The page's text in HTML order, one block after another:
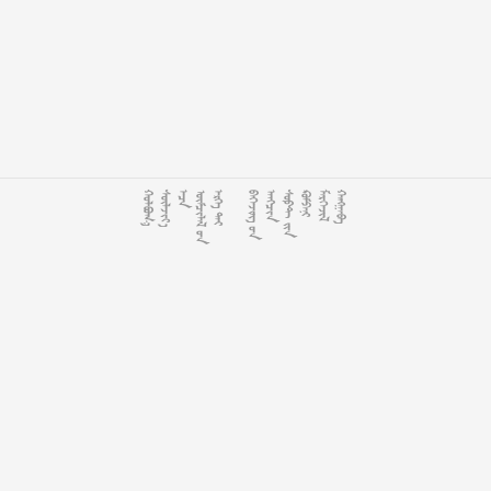
































  











































